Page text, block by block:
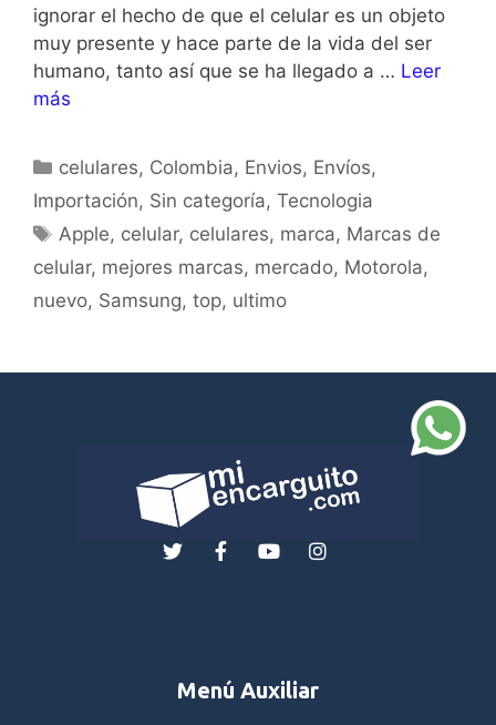
ignorar el hecho de que el celular es un objeto
muy presente y hace parte de la vida del ser
humano, tanto así que se ha llegado a … Leer
más
celulares, Colombia, Envios, Envíos,
Importación, Sin categoría, Tecnologia
Apple, celular, celulares, marca, Marcas de
celular, mejores marcas, mercado, Motorola,
nuevo, Samsung, top, ultimo
Menú Auxiliar